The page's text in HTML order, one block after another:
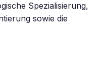
Spezialisierung,
sowie die